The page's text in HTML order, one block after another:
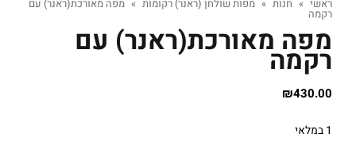
ראשי » חנות » מפות שולחן (ראנר) רקומות » מפה מאורכת(ראנר) עם
רקמה
מפה מאורכת(ראנר) עם
רקמה
₪430.00
1 במלאי